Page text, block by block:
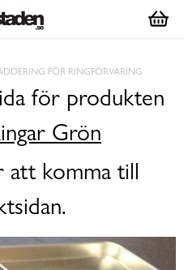
FÖR RINGFÖRVARING
för produkten
Grön
komma till